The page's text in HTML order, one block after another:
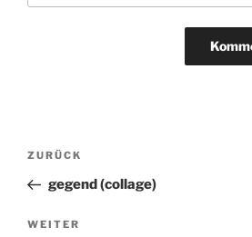
Beitragsnavigation
Vorheriger
Beitrag
ZURÜCK
gegend (collage)
Nächster
WEITER